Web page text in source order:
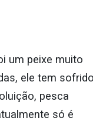
um peixe muito
ele tem sofrido
pesca
só é